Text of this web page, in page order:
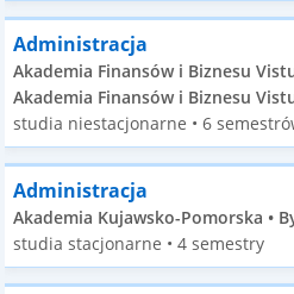
Administracja
Akademia Finansów i Biznesu
Akademia Finansów i Biznesu
studia niestacjonarne • 6
Administracja
Akademia Kujawsko-Pomorska •
studia stacjonarne • 4 semestry